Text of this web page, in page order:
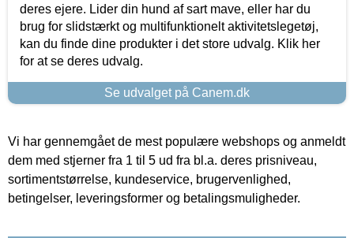
deres ejere. Lider din hund af sart mave, eller har du
brug for slidstærkt og multifunktionelt aktivitetslegetøj,
kan du finde dine produkter i det store udvalg. Klik her
for at se deres udvalg.
Se udvalget på Canem.dk
Vi har gennemgået de mest populære webshops og anmeldt
dem med stjerner fra 1 til 5 ud fra bl.a. deres prisniveau,
sortimentstørrelse, kundeservice, brugervenlighed,
betingelser, leveringsformer og betalingsmuligheder.